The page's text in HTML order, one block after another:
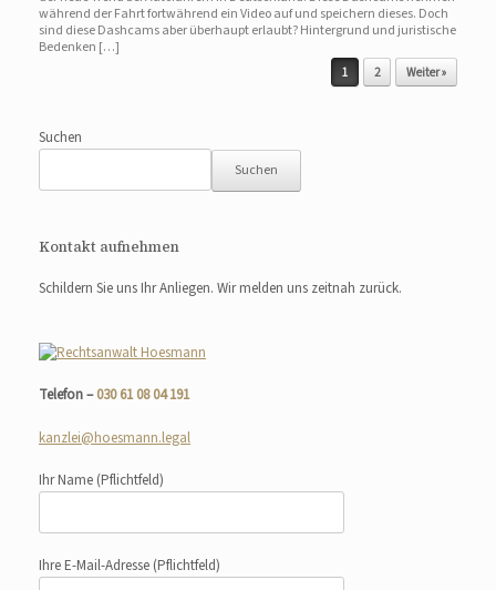
während der Fahrt fortwährend ein Video auf und speichern dieses. Doch
sind diese Dashcams aber überhaupt erlaubt? Hintergrund und juristische
Bedenken […]
1 2 Weiter »
Suchen
Suchen
Kontakt aufnehmen
Schildern Sie uns Ihr Anliegen. Wir melden uns zeitnah zurück.
Telefon –030 61 08 04 191
kanzlei@hoesmann.legal
Ihr Name (Pflichtfeld)
Ihre E-Mail-Adresse (Pflichtfeld)